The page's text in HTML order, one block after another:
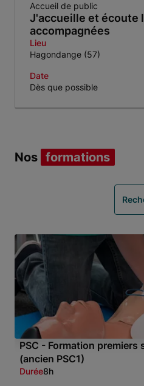
J'accueille et écoute
accompagnées
Accueil de public
Lieu
Hagondange (57)
Date
Dès que possible
Nos formations
PSC - Formation premiers
(ancien PSC1)
Durée8h